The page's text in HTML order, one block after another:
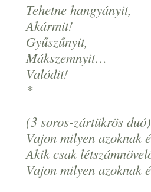
Tehetne hangyányit,
Akármit!
Gyűszűnyit,
Mákszemnyit…
Valódit!
*
(3 soros-zártükrös duó)
Vajon milyen azoknak
Akik csak
Vajon milyen azoknak